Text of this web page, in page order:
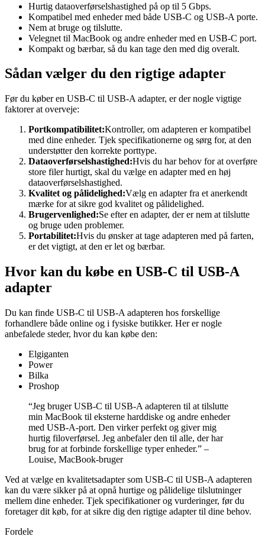
Hurtig dataoverførselshastighed på op til 5 Gbps.
Kompatibel med enheder med både USB-C og USB-A porte.
Nem at bruge og tilslutte.
Velegnet til MacBook og andre enheder med en USB-C port.
Kompakt og bærbar, så du kan tage den med dig overalt.
Sådan vælger du den rigtige adapter
Før du køber en USB-C til USB-A adapter, er der nogle vigtige
faktorer at overveje:
Portkompatibilitet:Kontroller, om adapteren er kompatibel
med dine enheder. Tjek specifikationerne og sørg for, at den
understøtter den korrekte porttype.
Dataoverførselshastighed:Hvis du har behov for at overføre
store filer hurtigt, skal du vælge en adapter med en høj
dataoverførselshastighed.
Kvalitet og pålidelighed:Vælg en adapter fra et anerkendt
mærke for at sikre god kvalitet og pålidelighed.
Brugervenlighed:Se efter en adapter, der er nem at tilslutte
og bruge uden problemer.
Portabilitet:Hvis du ønsker at tage adapteren med på farten,
er det vigtigt, at den er let og bærbar.
Hvor kan du købe en USB-C til USB-A
adapter
Du kan finde USB-C til USB-A adapteren hos forskellige
forhandlere både online og i fysiske butikker. Her er nogle
anbefalede steder, hvor du kan købe den:
Elgiganten
Power
Bilka
Proshop
“Jeg bruger USB-C til USB-A adapteren til at tilslutte
min MacBook til eksterne harddiske og andre enheder
med USB-A-port. Den virker perfekt og giver mig
hurtig filoverførsel. Jeg anbefaler den til alle, der har
brug for at forbinde forskellige typer enheder.” –
Louise, MacBook-bruger
Ved at vælge en kvalitetsadapter som USB-C til USB-A adapteren
kan du være sikker på at opnå hurtige og pålidelige tilslutninger
mellem dine enheder. Tjek specifikationer og vurderinger, før du
foretager dit køb, for at sikre dig den rigtige adapter til dine behov.
Fordele